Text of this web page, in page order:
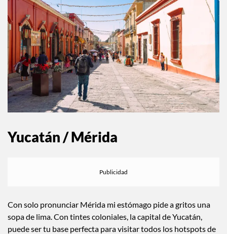
Yucatán / Mérida
Con solo pronunciar Mérida mi estómago pide a gritos una
sopa de lima. Con tintes coloniales, la capital de Yucatán,
puede ser tu base perfecta para visitar todos los hotspots de